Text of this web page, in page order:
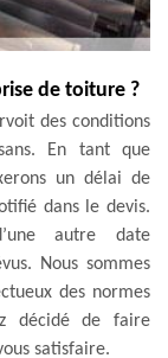
de toiture ?
des conditions
En tant que
un délai de
dans le devis.
autre date
Nous sommes
des normes
décidé de faire
satisfaire.